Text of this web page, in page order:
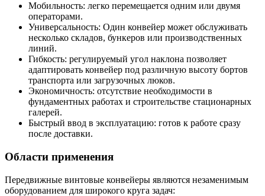
Мобильность: легко перемещается одним или двумя
операторами.
Универсальность: Один конвейер может обслуживать
несколько складов, бункеров или производственных
линий.
Гибкость: регулируемый угол наклона позволяет
адаптировать конвейер под различную высоту бортов
транспорта или загрузочных люков.
Экономичность: отсутствие необходимости в
фундаментных работах и строительстве стационарных
галерей.
Быстрый ввод в эксплуатацию: готов к работе сразу
после доставки.
Области применения
Передвижные винтовые конвейеры являются незаменимым
оборудованием для широкого круга задач: